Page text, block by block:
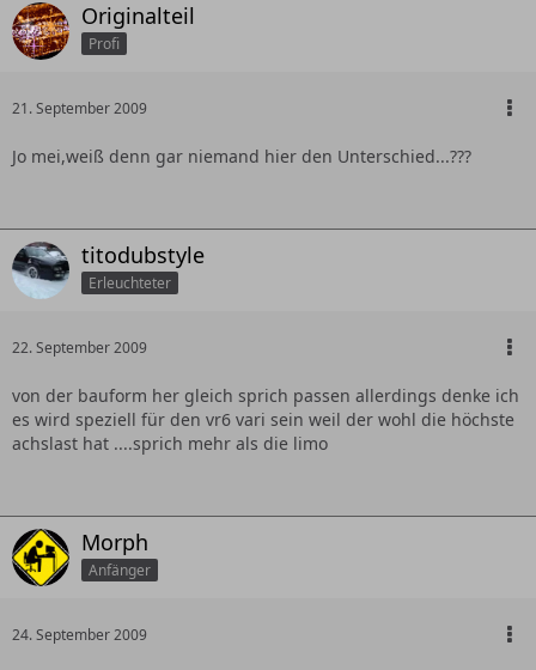
Originalteil
Profi
21. September 2009
Jo mei,weiß denn gar niemand hier den Unterschied...???
titodubstyle
Erleuchteter
22. September 2009
von der bauform her gleich sprich passen allerdings denke ich
es wird speziell für den vr6 vari sein weil der wohl die höchste
achslast hat ....sprich mehr als die limo
Morph
Anfänger
24. September 2009